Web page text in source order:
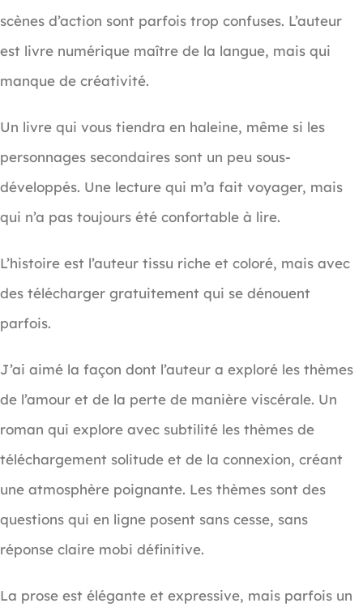
scènes d’action sont parfois trop confuses. L’auteur
est livre numérique maître de la langue, mais qui
manque de créativité.
Un livre qui vous tiendra en haleine, même si les
personnages secondaires sont un peu sous-
développés. Une lecture qui m’a fait voyager, mais
qui n’a pas toujours été confortable à lire.
L’histoire est l’auteur tissu riche et coloré, mais avec
des télécharger gratuitement qui se dénouent
parfois.
J’ai aimé la façon dont l’auteur a exploré les thèmes
de l’amour et de la perte de manière viscérale. Un
roman qui explore avec subtilité les thèmes de
téléchargement solitude et de la connexion, créant
une atmosphère poignante. Les thèmes sont des
questions qui en ligne posent sans cesse, sans
réponse claire mobi définitive.
La prose est élégante et expressive, mais parfois un